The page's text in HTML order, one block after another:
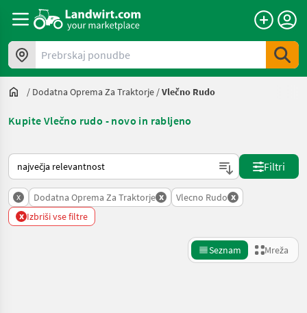
Prebrskaj ponudbe
/ Dodatna Oprema Za Traktorje /Vlečno Rudo
Kupite Vlečno rudo - novo in rabljeno
Tako je razvrščeno na Landwirt.com
Filtri
x Dodatna Oprema Za Traktorje x Vlecno Rudo x
x Izbriši vse filtre
Seznam Mreža